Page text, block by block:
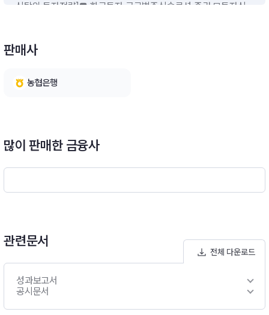
신탁의 투자전략]■ 한국투자 글로벌주식솔루션 증권 모투자신
및 글로벌 시장의 주식형 상장지수집합투자증권(ETF) 위주로 투
자하면서, 개별종목 주식 및 AI 관련 자산 등에도 투자하여 수익
한 전락적 분석- 다양한 글로벌주식 투자전략- 포트폴리오에 대
100분의 60 이상 투자합니다. 주로 미국에 상장된 글로벌 채권
형 상장지수집합투자증권(ETF) 위주로 투자하면서, 국내ㆍ외 채
권 및 채권 관련 자산 등에도 투자하여 수익을 추구하는 상품입니
한 글로벌 채권 투자전략- 포트폴리오에 대한 성과요인 분석을 통
판매사
농협은행
많이 판매한 금융사
관련문서
전체 다운로드
성과보고서
공시문서